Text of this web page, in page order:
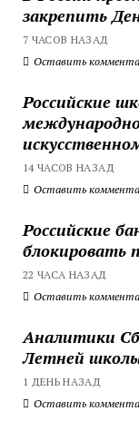
закрепить
7 ЧАСОВ НАЗАД
Оставить
Российские
14 ЧАСОВ НАЗАД
Оставить
Российские
блокировать
22 ЧАСА НАЗАД
Оставить
Аналитики
Летней
1 ДЕНЬ НАЗАД
Оставить